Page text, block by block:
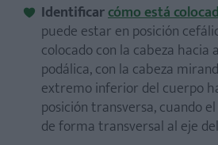
Identificarcómo está
puede estar en posición
colocado con la cabeza hacia
podálica, con la cabeza
extremo inferior del cuerpo
posición transversa, cuando
de forma transversal al eje